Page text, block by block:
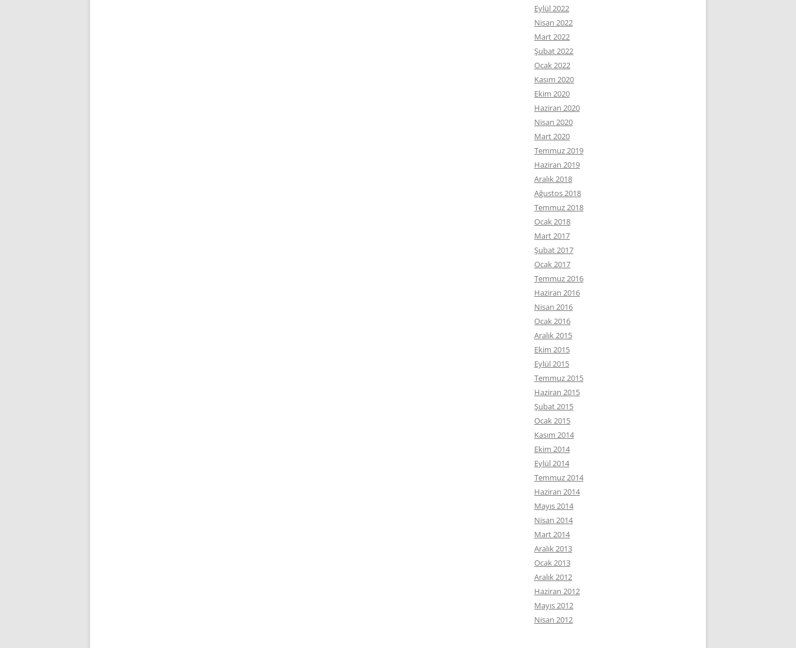
Eylül 2022
Nisan 2022
Mart 2022
Şubat 2022
Ocak 2022
Kasım 2020
Ekim 2020
Haziran 2020
Nisan 2020
Mart 2020
Temmuz 2019
Haziran 2019
Aralık 2018
Ağustos 2018
Temmuz 2018
Ocak 2018
Mart 2017
Şubat 2017
Ocak 2017
Temmuz 2016
Haziran 2016
Nisan 2016
Ocak 2016
Aralık 2015
Ekim 2015
Eylül 2015
Temmuz 2015
Haziran 2015
Şubat 2015
Ocak 2015
Kasım 2014
Ekim 2014
Eylül 2014
Temmuz 2014
Haziran 2014
Mayıs 2014
Nisan 2014
Mart 2014
Aralık 2013
Ocak 2013
Aralık 2012
Haziran 2012
Mayıs 2012
Nisan 2012